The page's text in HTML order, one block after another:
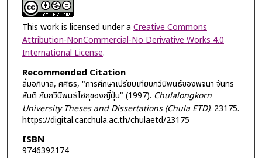
This work is licensed under a Creative Commons
Attribution-NonCommercial-No Derivative Works 4.0
International License.
Recommended Citation
ลิ้มอภิบาล, ศศิธร, "การศึกษาเปรียบเทียบกวีนิพนธ์ของพจนา จันทร
สันติ กับกวีนิพนธ์ไฮกุของญี่ปุ่น" (1997). Chulalongkorn
University Theses and Dissertations (Chula ETD). 23175.
https://digital.car.chula.ac.th/chulaetd/23175
ISBN
9746392174